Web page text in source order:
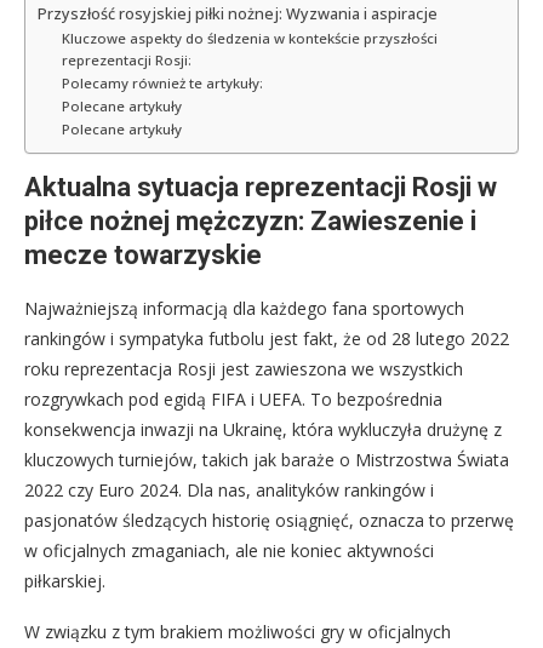
Przyszłość rosyjskiej piłki nożnej: Wyzwania i aspiracje
Kluczowe aspekty do śledzenia w kontekście przyszłości
reprezentacji Rosji:
Polecamy również te artykuły:
Polecane artykuły
Polecane artykuły
Aktualna sytuacja reprezentacji Rosji w
piłce nożnej mężczyzn: Zawieszenie i
mecze towarzyskie
Najważniejszą informacją dla każdego fana sportowych
rankingów i sympatyka futbolu jest fakt, że od 28 lutego 2022
roku reprezentacja Rosji jest zawieszona we wszystkich
rozgrywkach pod egidą FIFA i UEFA. To bezpośrednia
konsekwencja inwazji na Ukrainę, która wykluczyła drużynę z
kluczowych turniejów, takich jak baraże o Mistrzostwa Świata
2022 czy Euro 2024. Dla nas, analityków rankingów i
pasjonatów śledzących historię osiągnięć, oznacza to przerwę
w oficjalnych zmaganiach, ale nie koniec aktywności
piłkarskiej.
W związku z tym brakiem możliwości gry w oficjalnych